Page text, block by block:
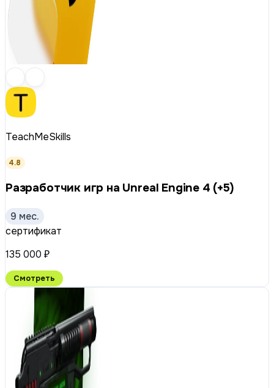
TeachMeSkills
4.8
Разработчик игр на Unreal Engine 4 (+5)
9 мес.
сертификат
135 000 ₽
Смотреть